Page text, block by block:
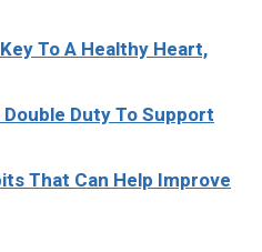
To A Healthy Heart,
Duty To Support
That Can Help Improve